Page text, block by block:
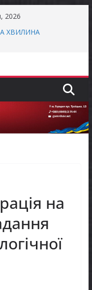
2026
уже можуть
ХВИЛИНА
на працю
на